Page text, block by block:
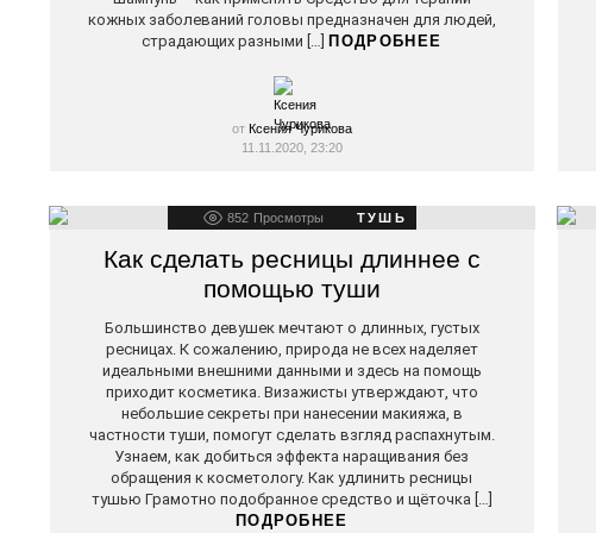
кожных заболеваний головы предназначен для людей,
страдающих разными […] ПОДРОБНЕЕ
от Ксения Чурикова
11.11.2020, 23:20
852 Просмотры ТУШЬ
Как сделать ресницы длиннее с
помощью туши
Большинство девушек мечтают о длинных, густых
ресницах. К сожалению, природа не всех наделяет
идеальными внешними данными и здесь на помощь
приходит косметика. Визажисты утверждают, что
небольшие секреты при нанесении макияжа, в
частности туши, помогут сделать взгляд распахнутым.
Узнаем, как добиться эффекта наращивания без
обращения к косметологу. Как удлинить ресницы
тушью Грамотно подобранное средство и щёточка […]
ПОДРОБНЕЕ